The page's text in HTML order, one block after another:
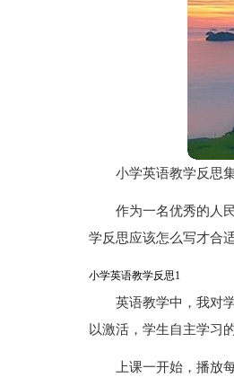
小学英语教学反思
作为一名优秀的人
学反思应该怎么写才合
小学英语教学反思1
英语教学中，我对
以激活，学生自主学习
上课一开始，播放